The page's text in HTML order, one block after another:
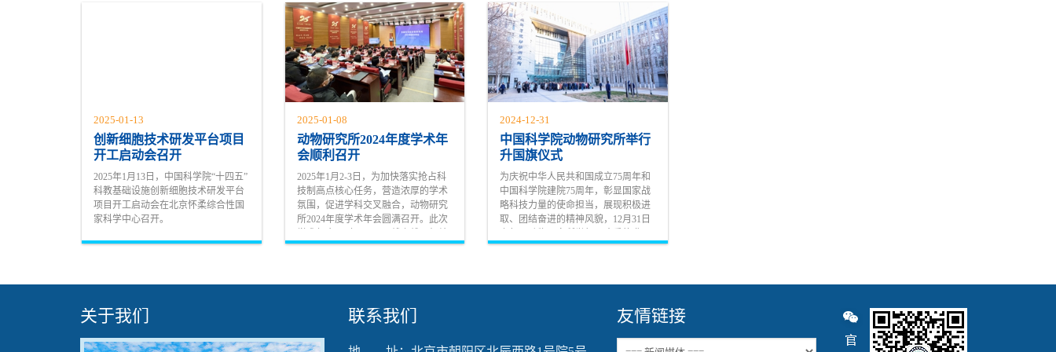
2025-01-13
创新细胞技术研发平台项目
开工启动会召开
2025年1月13日，中国科学院“十四五”
科教基础设施创新细胞技术研发平台
项目开工启动会在北京怀柔综合性国
家科学中心召开。
2025-01-08
动物研究所2024年度学术年
会顺利召开
2025年1月2-3日，为加快落实抢占科
技制高点核心任务，营造浓厚的学术
氛围，促进学科交叉融合，动物研究
所2024年度学术年会圆满召开。此次
合的方式面向全所师生组织交流。研
2024-12-31
中国科学院动物研究所举行
升国旗仪式
为庆祝中华人民共和国成立75周年和
中国科学院建院75周年，彰显国家战
略科技力量的使命担当，展现积极进
取、团结奋进的精神风貌，12月31日
旗仪式。
关于我们 联系我们 友情链接